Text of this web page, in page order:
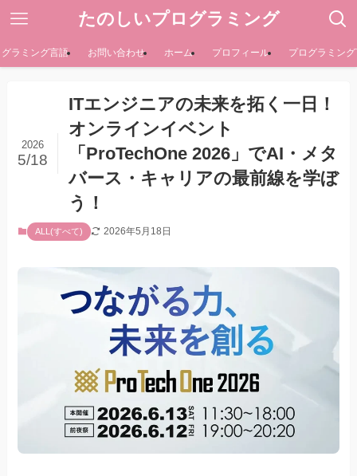
たのしいプログラミング
ラミング言語 お問い合わせ ホーム プロフィール プログラミン
ITエンジニアの未来を拓く一日！
オンラインイベント
「ProTechOne 2026」でAI・メタ
バース・キャリアの最前線を学ぼ
う！
2026
5/18
ALL(すべて) 2026年5月18日